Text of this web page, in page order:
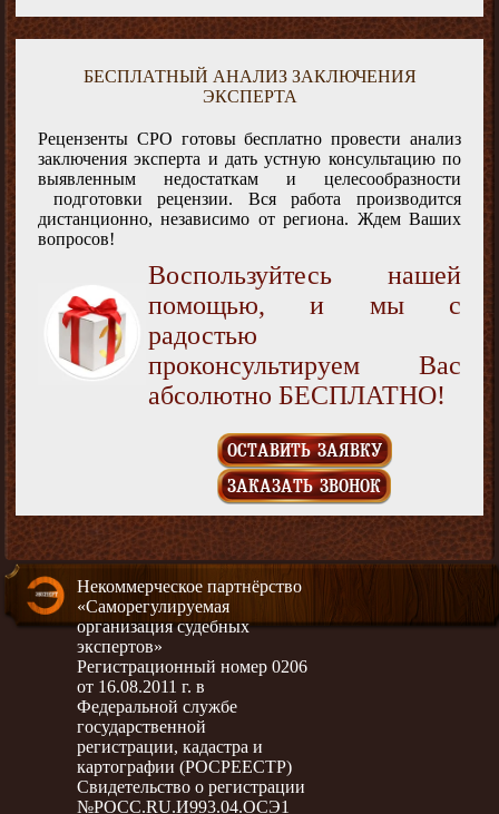
БЕСПЛАТНЫЙ АНАЛИЗ ЗАКЛЮЧЕНИЯ
ЭКСПЕРТА
Рецензенты СРО готовы бесплатно провести анализ
заключения эксперта и дать устную консультацию по
выявленным недостаткам и целесообразности
подготовки рецензии. Вся работа производится
дистанционно, независимо от региона. Ждем Ваших
вопросов!
Воспользуйтесь нашей
помощью, и мы с
радостью
проконсультируем Вас
абсолютно БЕСПЛАТНО!
ОСТАВИТЬ ЗАЯВКУ
ЗАКАЗАТЬ ЗВОНОК
Некоммерческое партнёрство
«Саморегулируемая
организация судебных
экспертов»
Регистрационный номер 0206
от 16.08.2011 г. в
Федеральной службе
государственной
регистрации, кадастра и
картографии (РОСРЕЕСТР)
Свидетельство о регистрации
№РОСС.RU.И993.04.ОСЭ1